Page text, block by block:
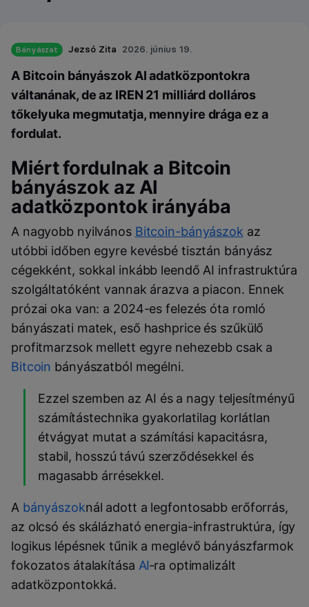
Bányászat Jezsó Zita 2026. június 19.
A Bitcoin bányászok AI adatközpontokra
váltanának, de az IREN 21 milliárd dolláros
tőkelyuka megmutatja, mennyire drága ez a
fordulat.
Miért fordulnak a Bitcoin
bányászok az AI
adatközpontok irányába
A nagyobb nyilvános Bitcoin-bányászok az
utóbbi időben egyre kevésbé tisztán bányász
cégekként, sokkal inkább leendő AI infrastruktúra
szolgáltatóként vannak árazva a piacon. Ennek
prózai oka van: a 2024-es felezés óta romló
bányászati matek, eső hashprice és szűkülő
profitmarzsok mellett egyre nehezebb csak a
Bitcoin bányászatból megélni.
Ezzel szemben az AI és a nagy teljesítményű
számítástechnika gyakorlatilag korlátlan
étvágyat mutat a számítási kapacitásra,
stabil, hosszú távú szerződésekkel és
magasabb árrésekkel.
A bányászoknál adott a legfontosabb erőforrás,
az olcsó és skálázható energia-infrastruktúra, így
logikus lépésnek tűnik a meglévő bányászfarmok
fokozatos átalakítása AI‑ra optimalizált
adatközpontokká.